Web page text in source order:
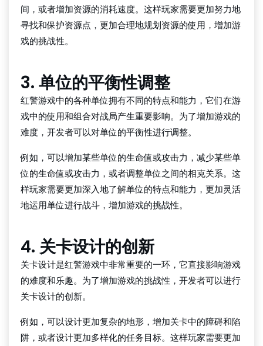
间，或者增加资源的消耗速度。这样玩家需要更加努力地
寻找和保护资源点，更加合理地规划资源的使用，增加游
戏的挑战性。
3. 单位的平衡性调整
红警游戏中的各种单位拥有不同的特点和能力，它们在游
戏中的使用和组合对战局产生重要影响。为了增加游戏的
难度，开发者可以对单位的平衡性进行调整。
例如，可以增加某些单位的生命值或攻击力，减少某些单
位的生命值或攻击力，或者调整单位之间的相克关系。这
样玩家需要更加深入地了解单位的特点和能力，更加灵活
地运用单位进行战斗，增加游戏的挑战性。
4. 关卡设计的创新
关卡设计是红警游戏中非常重要的一环，它直接影响游戏
的难度和乐趣。为了增加游戏的挑战性，开发者可以进行
关卡设计的创新。
例如，可以设计更加复杂的地形，增加关卡中的障碍和陷
阱，或者设计更加多样化的任务目标。这样玩家需要更加